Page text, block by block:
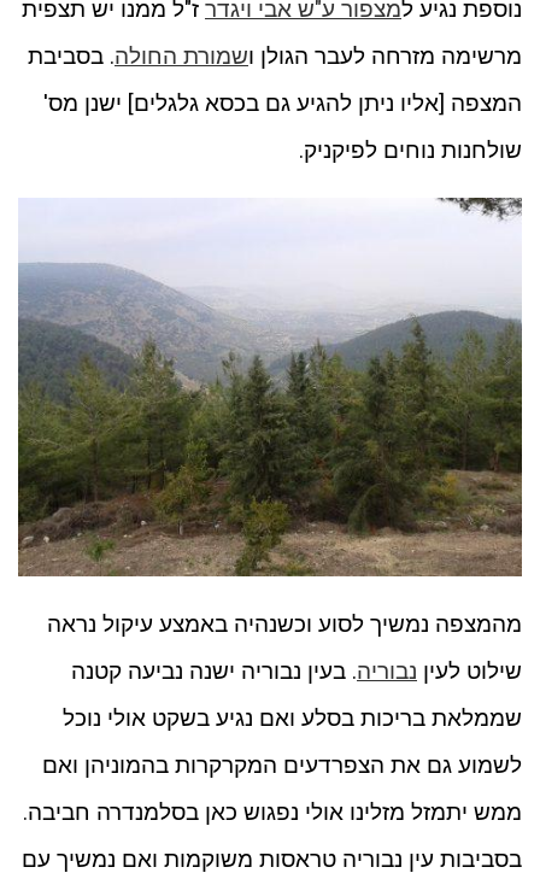
נוספת נגיע למצפור ע"ש אבי ויגדר ז"ל ממנו יש תצפית
מרשימה מזרחה לעבר הגולן ושמורת החולה. בסביבת
המצפה [אליו ניתן להגיע גם בכסא גלגלים] ישנן מס'
שולחנות נוחים לפיקניק.
מהמצפה נמשיך לסוע וכשנהיה באמצע עיקול נראה
שילוט לעין נבוריה. בעין נבוריה ישנה נביעה קטנה
שממלאת בריכות בסלע ואם נגיע בשקט אולי נוכל
לשמוע גם את הצפרדעים המקרקרות בהמוניהן ואם
ממש יתמזל מזלינו אולי נפגוש כאן בסלמנדרה חביבה.
בסביבות עין נבוריה טראסות משוקמות ואם נמשיך עם